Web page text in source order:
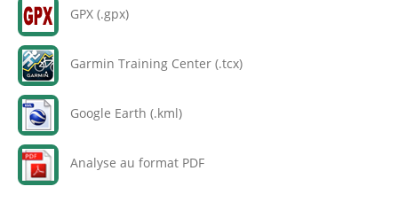
GPX (.gpx)
Garmin Training Center (.tcx)
Google Earth (.kml)
Analyse au format PDF